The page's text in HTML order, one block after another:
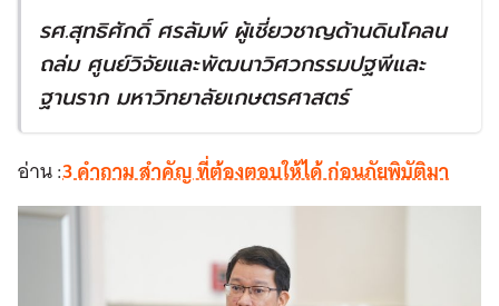
รศ.สุทธิศักดิ์ ศรลัมพ์ ผู้เชี่ยวชาญด้านดินโคลน
ถล่ม ศูนย์วิจัยและพัฒนาวิศวกรรมปฐพีและ
ฐานราก มหาวิทยาลัยเกษตรศาสตร์
อ่าน :3 คำถาม สำคัญ ที่ต้องตอบให้ได้ ก่อนภัยพิบัติมา